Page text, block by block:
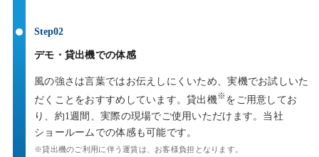
デモ・貸出機での体感
風の強さは言葉ではお伝えしにくいため、実機でお試しいた
だくことをおすすめしています。貸出機※をご用意してお
り、約1週間、実際の現場でご使用いただけます。当社
ショールームでの体感も可能です。
※貸出機のご利用に伴う運賃は、お客様負担となります。